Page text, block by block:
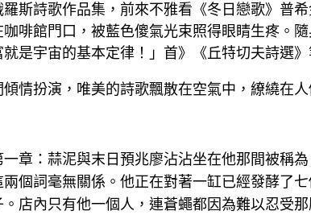
斯詩歌作品集，前來不雅看《冬日戀歌》普
啡館門口，被藍色傻氣光束照得眼睛生疼。
是宇宙的基本定律！」首》《丘特切夫詩選》
情扮演，唯美的詩歌飄散在空氣中，繚繞在
一章：蒜泥與末日預兆廖沾沾坐在他那間被
個詞毫無關係。他正在對著一缸已經發酵了
店內只有他一個人，連蒼蠅都因為難以忍受